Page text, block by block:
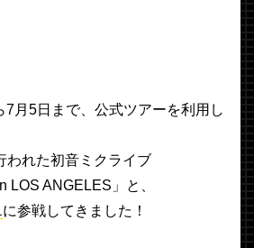
7月5日まで、公式ツアーを利用し
われた初音ミクライブ
LOS ANGELES」と、
に参戦してきました！